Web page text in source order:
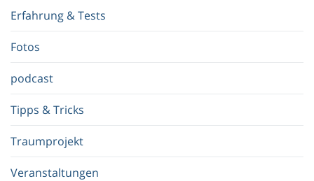
f
.
.
.
Erfahrung & Tests
Fotos
podcast
Tipps & Tricks
Traumprojekt
Veranstaltungen